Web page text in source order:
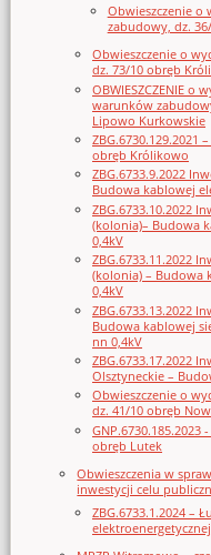
Obwieszczenie o
zabudowy, dz.
Obwieszczenie o
dz. 73/10 obręb
OBWIESZCZENIE o
warunków
Lipowo Kurkowskie
ZBG.6730.129.2021
obręb Królikowo
ZBG.6733.9.2022
Budowa kablowej
ZBG.6733.10.2022
(kolonia)– Budowa
0,4kV
ZBG.6733.11.2022
(kolonia) – Budowa
0,4kV
ZBG.6733.13.2022
Budowa kablowej
nn 0,4kV
ZBG.6733.17.2022
Olsztyneckie –
Obwieszczenie o
dz. 41/10 obręb
GNP.6730.185.2023
obręb Lutek
Obwieszczenia w
inwestycji celu
ZBG.6733.1.2024 –